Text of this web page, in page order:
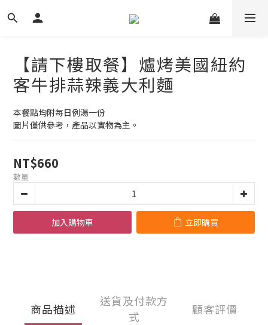
【請下樓取餐】爐烤美國紐約
客牛排蒜辣義大利麵
本餐點均附每日例湯一份
圖片僅供參考，產品以實物為主。
NT$660
數量
加入購物車 立即購買
商品描述
送貨及付款方
式
顧客評價